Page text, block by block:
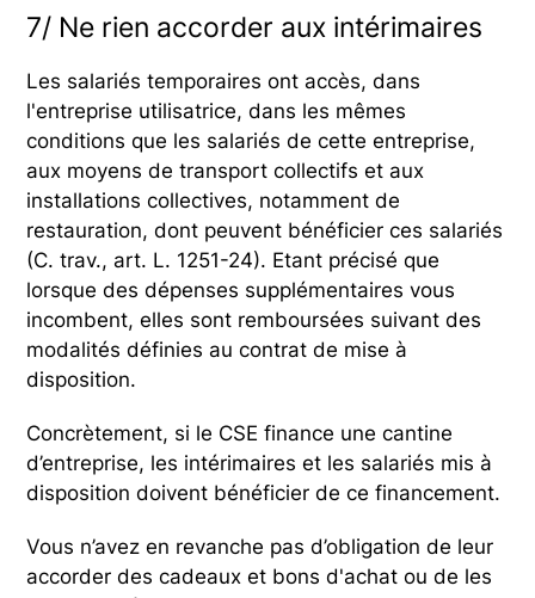
7/ Ne rien accorder aux intérimaires
Les salariés temporaires ont accès, dans
l'entreprise utilisatrice, dans les mêmes
conditions que les salariés de cette entreprise,
aux moyens de transport collectifs et aux
installations collectives, notamment de
restauration, dont peuvent bénéficier ces salariés
(C. trav., art. L. 1251-24). Etant précisé que
lorsque des dépenses supplémentaires vous
incombent, elles sont remboursées suivant des
modalités définies au contrat de mise à
disposition.
Concrètement, si le CSE finance une cantine
d’entreprise, les intérimaires et les salariés mis à
disposition doivent bénéficier de ce financement.
Vous n’avez en revanche pas d’obligation de leur
accorder des cadeaux et bons d'achat ou de les